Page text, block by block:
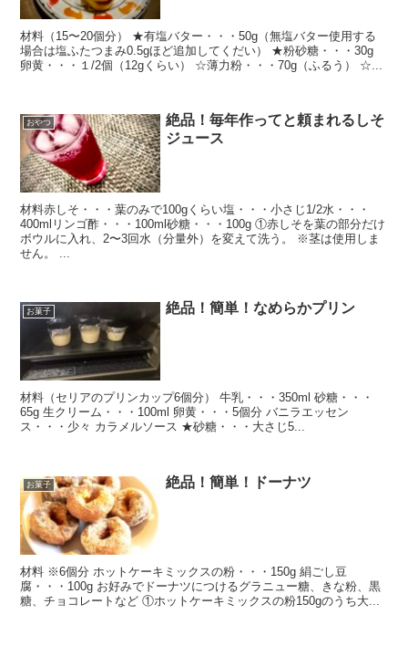
材料（15〜20個分） ★有塩バター・・・50g（無塩バター使用する
場合は塩ふたつまみ0.5gほど追加してくだい） ★粉砂糖・・・30g
卵黄・・・１/2個（12gくらい） ☆薄力粉・・・70g（ふるう） ☆...
おやつ
絶品！毎年作ってと頼まれるしそ
ジュース
材料赤しそ・・・葉のみで100gくらい塩・・・小さじ1/2水・・・
400mlリンゴ酢・・・100ml砂糖・・・100g ①赤しそを葉の部分だけ
ボウルに入れ、2〜3回水（分量外）を変えて洗う。 ※茎は使用しま
せん。 ...
お菓子 絶品！簡単！なめらかプリン
材料（セリアのプリンカップ6個分） 牛乳・・・350ml 砂糖・・・
65g 生クリーム・・・100ml 卵黄・・・5個分 バニラエッセン
ス・・・少々 カラメルソース ★砂糖・・・大さじ5...
お菓子 絶品！簡単！ドーナツ
材料 ※6個分 ホットケーキミックスの粉・・・150g 絹ごし豆
腐・・・100g お好みでドーナツにつけるグラニュー糖、きな粉、黒
糖、チョコレートなど ①ホットケーキミックスの粉150gのうち大...